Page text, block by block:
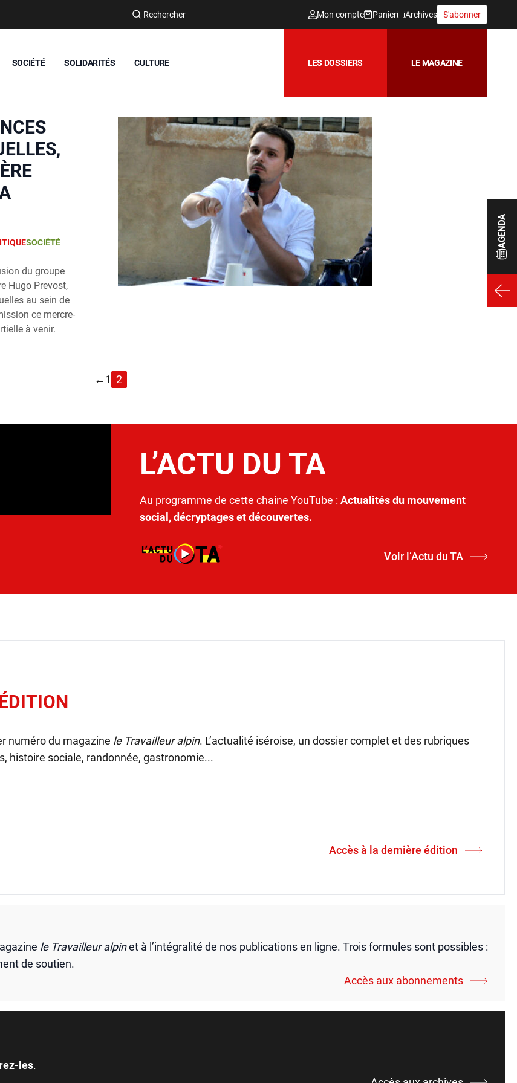
AGENDA
Mon compte Panier Archives S'abonner
SOCIÉTÉ SOLIDARITÉS CULTURE LES DOSSIERS LE MAGAZINE
SOCIÉTÉ
du groupe
Hugo Pre­vost,
au sein de
ce mer­cre­
à venir.
←1 2
L’ACTU DU TA
Au programme de cette chaine YouTube : Actualités du mouvement
social, décryptages et découvertes.
Voir l’Actu du TA
numéro du magazine le Travailleur alpin. L’actualité iséroise, un dossier complet et des rubriques
histoire sociale, randonnée, gastronomie...
Accès à la dernière édition
le Travailleur alpinet à l’intégralité de nos publications en ligne. Trois formules sont possibles :
de soutien.
Accès aux abonnements
les.